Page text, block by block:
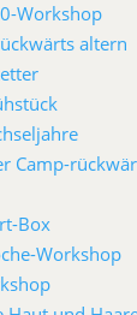
Workshop
altern
Camp-
Box
Workshop